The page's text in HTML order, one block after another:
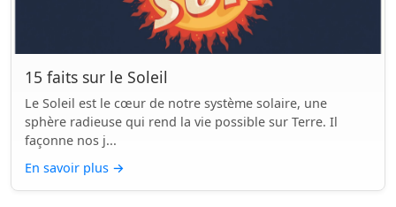
15 faits sur le Soleil
Le Soleil est le cœur de notre système solaire, une
sphère radieuse qui rend la vie possible sur Terre. Il
façonne nos j...
En savoir plus →